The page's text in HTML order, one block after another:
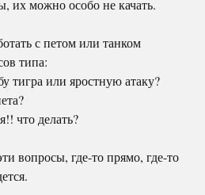
их можно особо не качать.
с петом или танком
типа:
тигра или яростную атаку?
что делать?
вопросы, где-то прямо, где-то